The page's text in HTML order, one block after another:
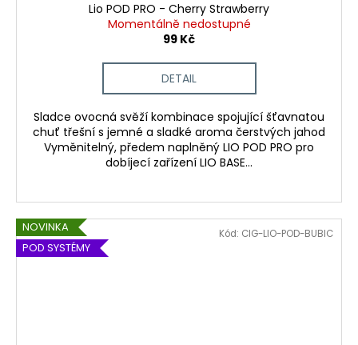
Lio POD PRO - Cherry Strawberry
Momentálně nedostupné
99 Kč
DETAIL
Sladce ovocná svěží kombinace spojující šťavnatou
chuť třešní s jemné a sladké aroma čerstvých jahod
Vyměnitelný, předem naplněný LIO POD PRO pro
dobíjecí zařízení LIO BASE...
NOVINKA
POD SYSTÉMY
Kód: CIG-LIO-POD-BUBIC